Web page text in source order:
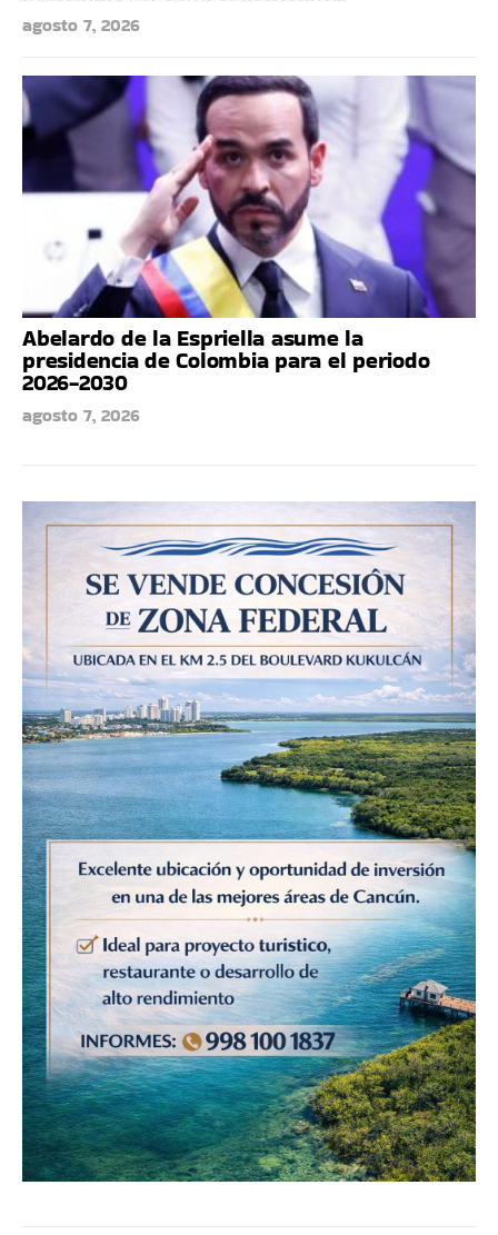
agosto 7, 2026
Abelardo de la Espriella asume la
presidencia de Colombia para el periodo
2026-2030
agosto 7, 2026